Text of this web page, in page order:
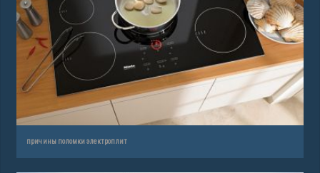
причины поломки электроплит